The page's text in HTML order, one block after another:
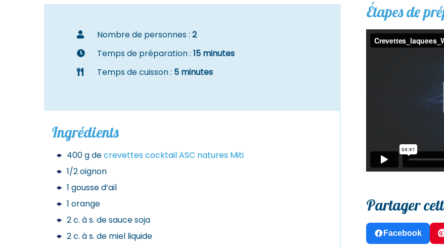
Nombre de personnes :2
Temps de préparation :15 minutes
Temps de cuisson : 5 minutes
Ingrédients
400 g decrevettes cocktail ASC natures Miti
1/2 oignon
1 gousse d’ail
1 orange
2 c. à s. de sauce soja
2 c. à s. de miel liquide
Étapes de
Partager
Facebook